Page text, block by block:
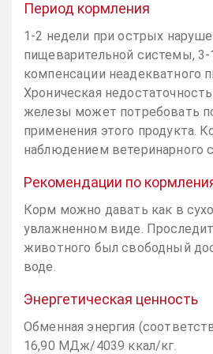
Период кормления
1-2 недели при острых
пищеварительной системы, 3-
компенсации неадекватного
Хроническая
железы может потребовать
применения этого продукта.
наблюдением ветеринарного
Рекомендации по
Корм можно давать как в
увлажненном виде.
животного был свободный
воде.
Энергетическая ценность
Обменная энергия
16,90 МДж/4039 ккал/кг.